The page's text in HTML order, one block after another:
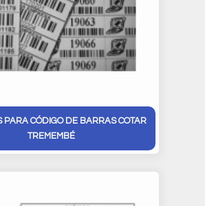
PARA CÓDIGO DE BARRAS COTAR
TREMEMBÉ